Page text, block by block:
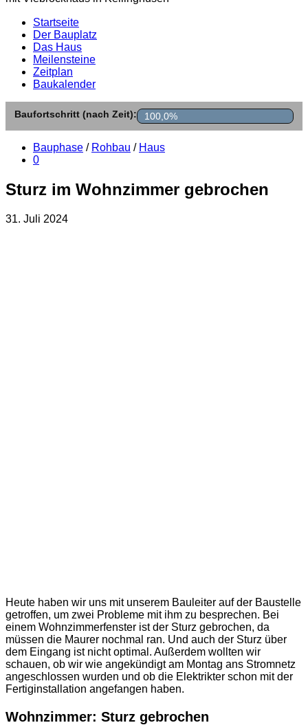
Startseite
Der Bauplatz
Das Haus
Meilensteine
Zeitplan
Baukalender
Baufortschritt (nach Zeit): 100,0%
Bauphase / Rohbau / Haus
0
Sturz im Wohnzimmer gebrochen
31. Juli 2024
Heute haben wir uns mit unserem Bauleiter auf der Baustelle
getroffen, um zwei Probleme mit ihm zu besprechen. Bei
einem Wohnzimmerfenster ist der Sturz gebrochen, da
müssen die Maurer nochmal ran. Und auch der Sturz über
dem Eingang ist nicht optimal. Außerdem wollten wir
schauen, ob wir wie angekündigt am Montag ans Stromnetz
angeschlossen wurden und ob die Elektrikter schon mit der
Fertiginstallation angefangen haben.
Wohnzimmer: Sturz gebrochen